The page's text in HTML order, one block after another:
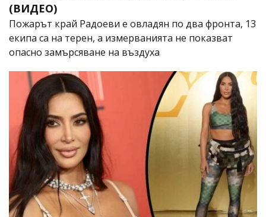
(ВИДЕО)
Пожарът край Радоеви е овладян по два фронта, 13
екипа са на терен, а измерванията не показват
опасно замърсяване на въздуха